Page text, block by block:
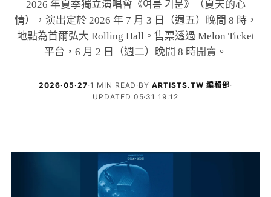
2026 年夏季獨立演唱會《여름 기분》（夏天的心
情），演出定於 2026 年 7 月 3 日（週五）晚間 8 時，
地點為首爾弘大 Rolling Hall。售票透過 Melon Ticket
平台，6 月 2 日（週二）晚間 8 時開賣。
2026·05·27·1 MIN READ · BYARTISTS.TW 編輯部·
UPDATED 05·31 19:12